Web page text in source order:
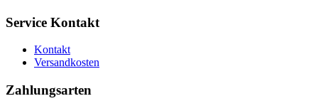
Service Kontakt
Kontakt
Versandkosten
Zahlungsarten